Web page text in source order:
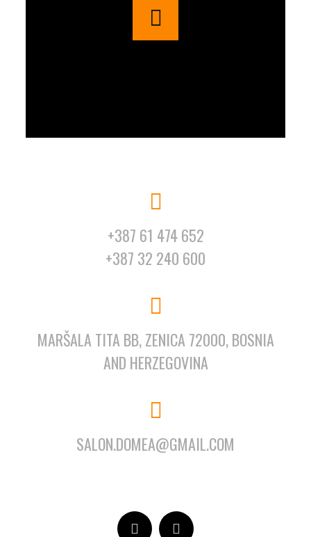
+387 61 474 652
+387 32 240 600
MARŠALA TITA BB, ZENICA 72000, BOSNIA
AND HERZEGOVINA
SALON.DOMEA@GMAIL.COM